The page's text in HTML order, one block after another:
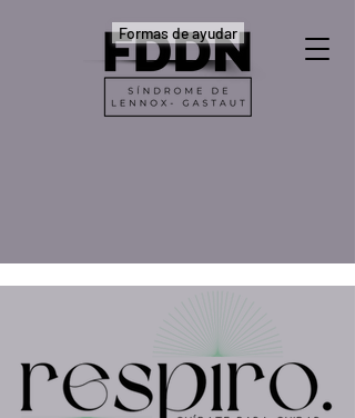
Formas de ayudar